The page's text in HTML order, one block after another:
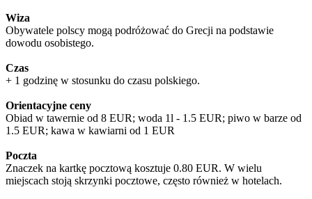
Wiza
Obywatele polscy mogą podróżować do Grecji na podstawie
dowodu osobistego.
Czas
+ 1 godzinę w stosunku do czasu polskiego.
Orientacyjne ceny
Obiad w tawernie od 8 EUR; woda 1l - 1.5 EUR; piwo w barze od
1.5 EUR; kawa w kawiarni od 1 EUR
Poczta
Znaczek na kartkę pocztową kosztuje 0.80 EUR. W wielu
miejscach stoją skrzynki pocztowe, często również w hotelach.